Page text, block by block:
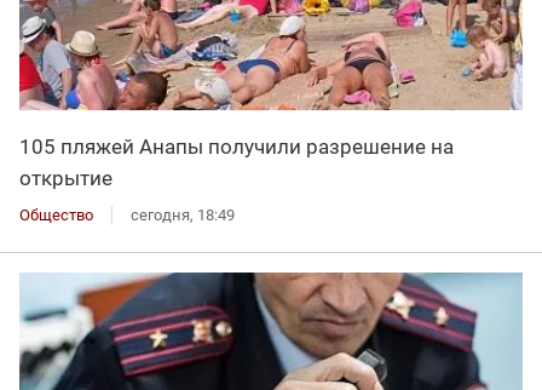
105 пляжей Анапы получили разрешение на
открытие
Общество сегодня, 18:49